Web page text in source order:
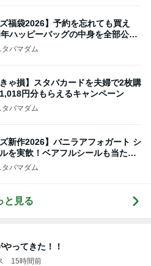
ズ福袋2026】予約を忘れても買え
ハッピーバッグの中身を全部公開
バマダム
きゃ損】スタバカードを夫婦で2枚購
円分もらえるキャンペーン
バマダム
ズ新作2026】バニラアフォガート シ
を実飲！ベアフルシールも当たっ
バマダム
と見る
ってきた！！
15時間前